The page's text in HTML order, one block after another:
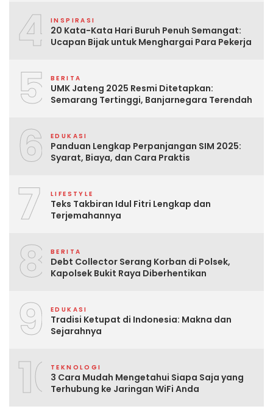
4 INSPIRASI
20 Kata-Kata Hari Buruh Penuh Semangat:
Ucapan Bijak untuk Menghargai Para Pekerja
5 BERITA
UMK Jateng 2025 Resmi Ditetapkan:
Semarang Tertinggi, Banjarnegara Terendah
6 EDUKASI
Panduan Lengkap Perpanjangan SIM 2025:
Syarat, Biaya, dan Cara Praktis
7 LIFESTYLE
Teks Takbiran Idul Fitri Lengkap dan
Terjemahannya
8 BERITA
Debt Collector Serang Korban di Polsek,
Kapolsek Bukit Raya Diberhentikan
9 EDUKASI
Tradisi Ketupat di Indonesia: Makna dan
Sejarahnya
10TEKNOLOGI
3 Cara Mudah Mengetahui Siapa Saja yang
Terhubung ke Jaringan WiFi Anda